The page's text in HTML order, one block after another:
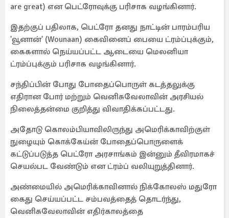
are great) என பெட்ரோவுக்கு பரிசாக வழங்கினார்.
இதற்குப் பதிலாக, பெட்ரோ தனது நாட்டின் பாரம்பரிய
'வூனான்' (Wounaan) கைவினைப் பையை ட்ரம்ப்புக்கும்,
கைகளால் நெய்யப்பட்ட ஆடையை மெலனியா
ட்ரம்ப்புக்கும் பரிசாக வழங்கினார்.
சந்திப்பின் போது போதைப்பொருள் கடத்தலுக்கு
எதிரான போர் மற்றும் வெனிசுவேலாவின் அரசியல்
நிலைத்தன்மை குறித்து விவாதிக்கப்பட்டது.
அதோடு கொலம்பியாவிலிருந்து அமெரிக்காவிற்குள்
நுழையும் கொக்கேய்ன் போதைப்பொருளைக்
கட்டுப்படுத்த பெட்ரோ அரசாங்கம் இன்னும் தீவிரமாகச்
செயல்பட வேண்டும் என ட்ரம்ப் வலியுறுத்தினார்.
அண்மையில் அமெரிக்காவினால் நிக்கோலஸ் மதுரோ
கைது செய்யப்பட்ட சம்பவத்தைத் தொடர்ந்து,
வெனிசுவேலாவின் எதிர்காலத்தை